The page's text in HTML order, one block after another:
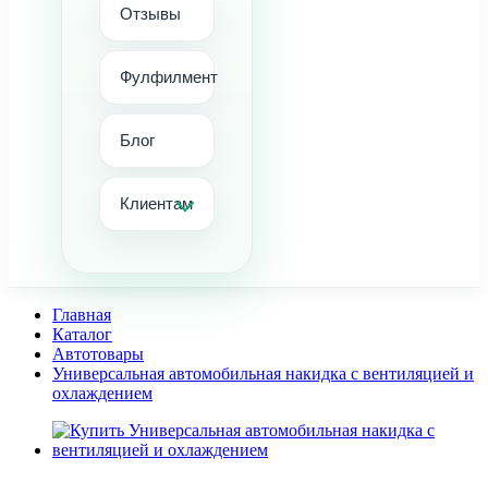
Отзывы
Фулфилмент
Блог
Клиентам
Главная
Каталог
Автотовары
Универсальная автомобильная накидка с вентиляцией и
охлаждением